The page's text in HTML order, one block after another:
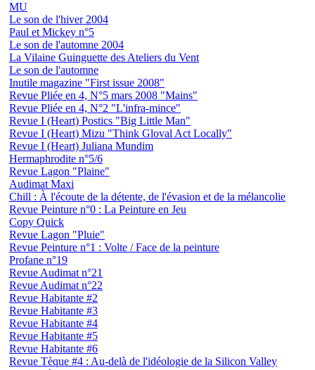
MU
Le son de l'hiver 2004
Paul et Mickey n°5
Le son de l'automne 2004
La Vilaine Guinguette des Ateliers du Vent
Le son de l'automne
Inutile magazine "First issue 2008"
Revue Pliée en 4, N°5 mars 2008 "Mains"
Revue Pliée en 4, N°2 "L'infra-mince"
Revue I (Heart) Postics "Big Little Man"
Revue I (Heart) Mizu "Think Gloval Act Locally"
Revue I (Heart) Juliana Mundim
Hermaphrodite n°5/6
Revue Lagon "Plaine"
Audimat Maxi
Chill : À l'écoute de la détente, de l'évasion et de la mélancolie
Revue Peinture n°0 : La Peinture en Jeu
Copy Quick
Revue Lagon "Pluie"
Revue Peinture n°1 : Volte / Face de la peinture
Profane n°19
Revue Audimat n°21
Revue Audimat n°22
Revue Habitante #2
Revue Habitante #3
Revue Habitante #4
Revue Habitante #5
Revue Habitante #6
Revue Tèque #4 : Au-delà de l'idéologie de la Silicon Valley